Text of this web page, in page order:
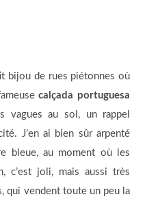
bijou de rues piétonnes où
calçada portuguesa
vagues au sol, un rappel
J’en ai bien sûr arpenté
bleue, au moment où les
c’est joli, mais aussi très
qui vendent toute un peu la